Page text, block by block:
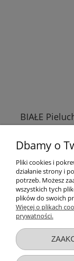
Pieluchy
BIAŁE
Dbamy o
Pliki cookies i
działanie strony i
potrzeb. Możesz
wszystkich tych
plików do swoich
Więcej o plikach
prywatności.